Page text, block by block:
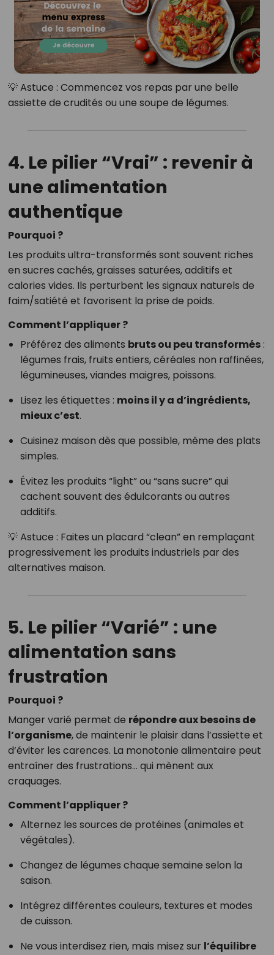
💡 Astuce : Commencez vos repas par une belle
assiette de crudités ou une soupe de légumes.
4. Le pilier “Vrai” : revenir à
une alimentation
authentique
Pourquoi ?
Les produits ultra-transformés sont souvent riches
en sucres cachés, graisses saturées, additifs et
calories vides. Ils perturbent les signaux naturels de
faim/satiété et favorisent la prise de poids.
Comment l’appliquer ?
Préférez des aliments bruts ou peu transformés:
légumes frais, fruits entiers, céréales non raffinées,
légumineuses, viandes maigres, poissons.
Lisez les étiquettes : moins il y a d’ingrédients,
mieux c’est.
Cuisinez maison dès que possible, même des plats
simples.
Évitez les produits “light” ou “sans sucre” qui
cachent souvent des édulcorants ou autres
additifs.
💡 Astuce : Faites un placard “clean” en remplaçant
progressivement les produits industriels par des
alternatives maison.
5. Le pilier “Varié” : une
alimentation sans
frustration
Pourquoi ?
Manger varié permet de répondre aux besoins de
l’organisme, de maintenir le plaisir dans l’assiette et
d’éviter les carences. La monotonie alimentaire peut
entraîner des frustrations… qui mènent aux
craquages.
Comment l’appliquer ?
Alternez les sources de protéines (animales et
végétales).
Changez de légumes chaque semaine selon la
saison.
Intégrez différentes couleurs, textures et modes
de cuisson.
Ne vous interdisez rien, mais misez sur l’équilibre